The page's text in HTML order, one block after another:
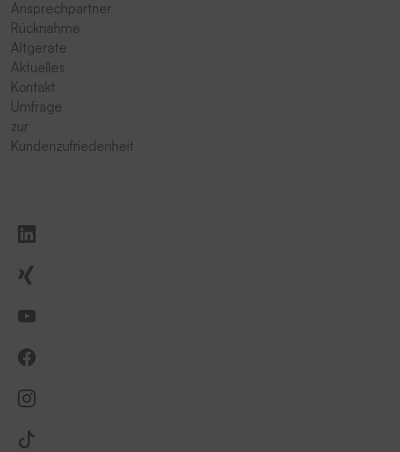
Ansprechpartner
Rücknahme
Altgeräte
Aktuelles
Kontakt
Umfrage
zur
Kundenzufriedenheit